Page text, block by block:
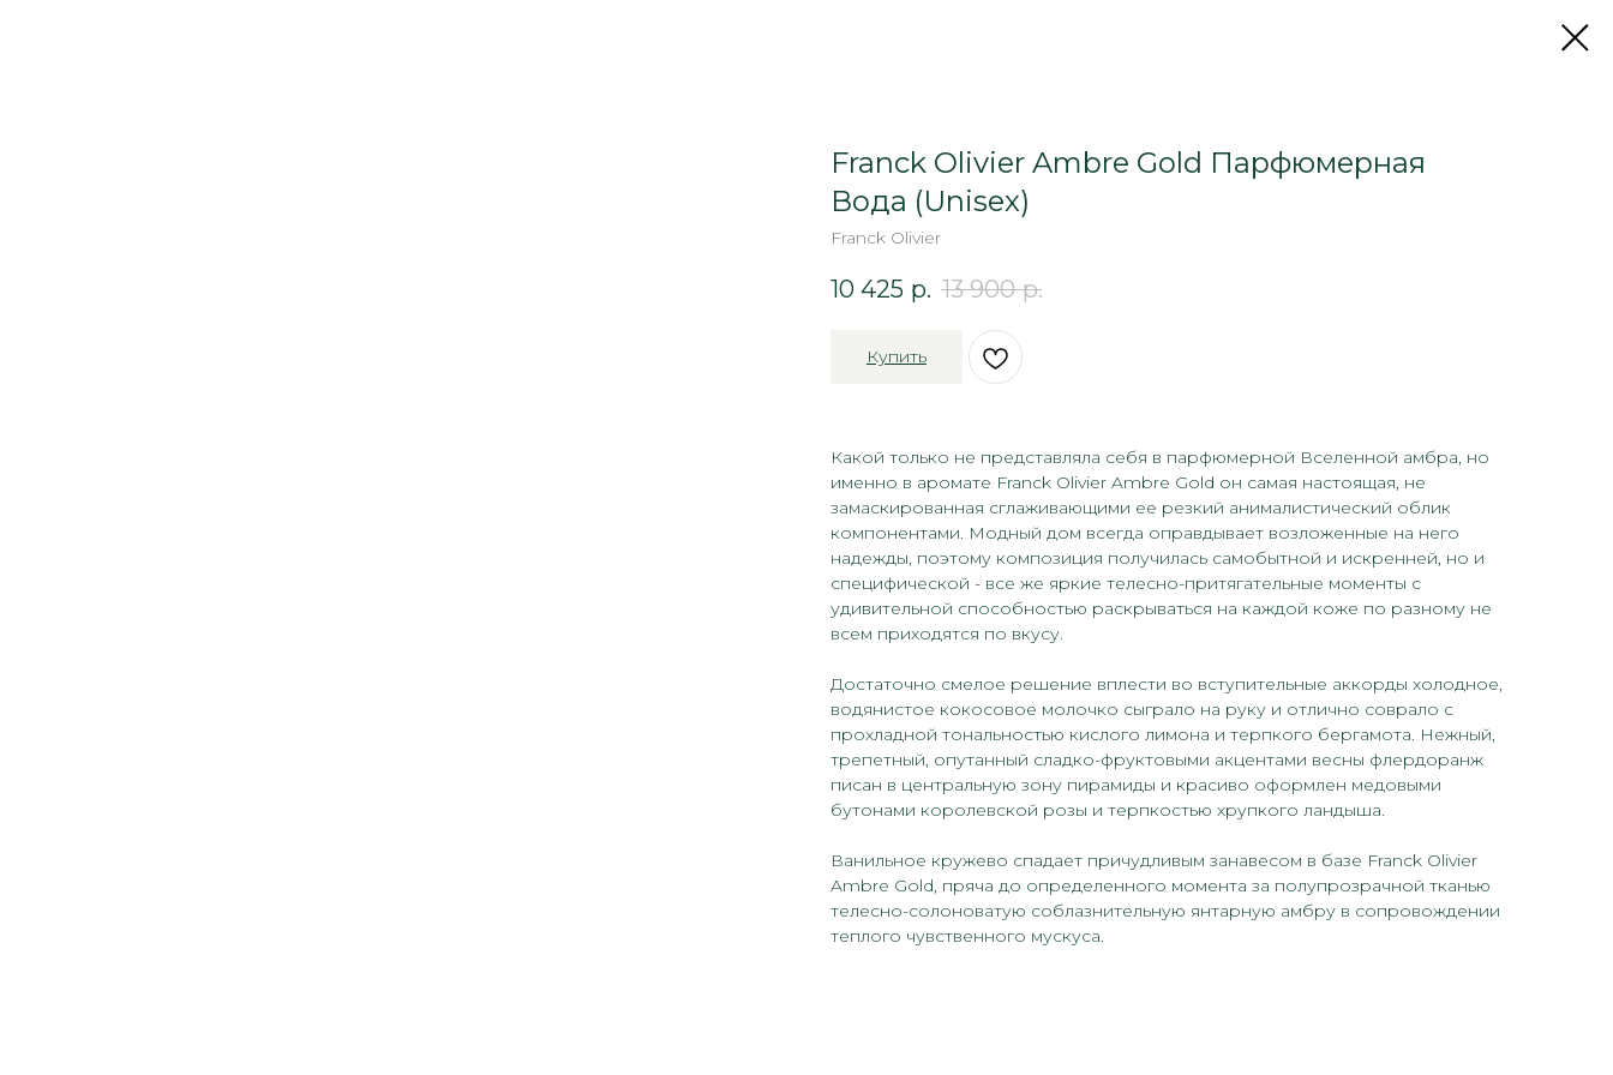
Franck Olivier Ambre Gold Парфюмерная
Вода (Unisex)
Franck Olivier
10 425 р. 13 900 р.
Купить
Какой только не представляла себя в парфюмерной Вселенной амбра, но
именно в аромате Franck Olivier Ambre Gold он самая настоящая, не
замаскированная сглаживающими ее резкий анималистический облик
компонентами. Модный дом всегда оправдывает возложенные на него
надежды, поэтому композиция получилась самобытной и искренней, но и
специфической - все же яркие телесно-притягательные моменты с
удивительной способностью раскрываться на каждой коже по разному не
всем приходятся по вкусу.
Достаточно смелое решение вплести во вступительные аккорды холодное,
водянистое кокосовое молочко сыграло на руку и отлично соврало с
прохладной тональностью кислого лимона и терпкого бергамота. Нежный,
трепетный, опутанный сладко-фруктовыми акцентами весны флердоранж
писан в центральную зону пирамиды и красиво оформлен медовыми
бутонами королевской розы и терпкостью хрупкого ландыша.
Ванильное кружево спадает причудливым занавесом в базе Franck Olivier
Ambre Gold, пряча до определенного момента за полупрозрачной тканью
телесно-солоноватую соблазнительную янтарную амбру в сопровождении
теплого чувственного мускуса.